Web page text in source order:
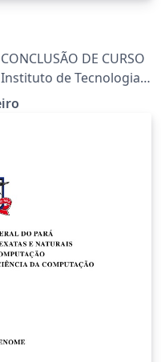
DE CURSO
de Tecnologia
Kelvin Pinheiro